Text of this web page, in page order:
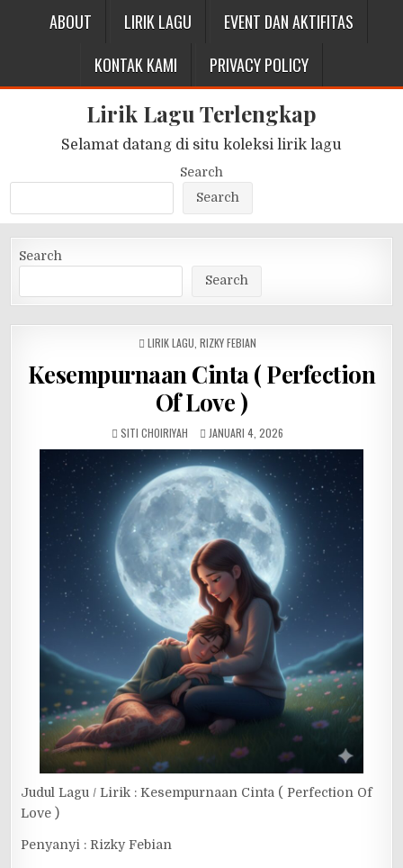
ABOUT LIRIK LAGU
EVENT DAN AKTIFITAS
KONTAK KAMI
PRIVACY POLICY
Lirik Lagu Terlengkap
Selamat datang di situ koleksi lirik lagu
Search
Search
Search
Search
POSTED
LIRIK LAGU RIZKY FEBIAN
Kesempurnaan Cinta ( Perfection
Of Love )
SITI CHOIRIYAH JANUARI 4, 2026
Judul Lagu / Lirik : Kesempurnaan Cinta ( Perfection Of
Love )
Penyanyi : Rizky Febian